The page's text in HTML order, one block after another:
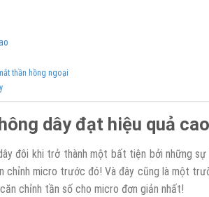
thần hồng ngoại
dây đạt hiệu quả cao
đôi khi trở thành một bất tiện bởi những
chỉnh micro trước đó! Và đây cũng là một
chỉnh tần số cho micro đơn giản nhất!